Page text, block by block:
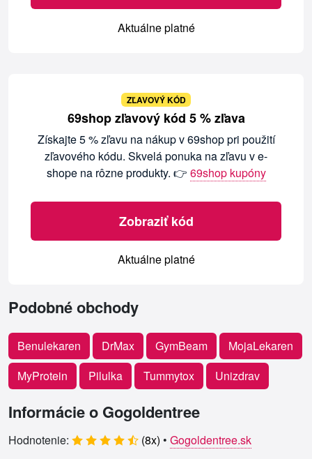
Aktuálne platné
ZĽAVOVÝ KÓD
69shop zľavový kód 5 % zľava
Získajte 5 % zľavu na nákup v 69shop pri použití
zľavového kódu. Skvelá ponuka na zľavu v e-
shope na rôzne produkty. 👉 69shop kupóny
Zobraziť kód
Aktuálne platné
Podobné obchody
Benulekaren DrMax GymBeam
MojaLekaren
MyProtein
Pilulka Tummytox Unizdrav
Informácie o Gogoldentree
Hodnotenie: (8x) • Gogoldentree.sk